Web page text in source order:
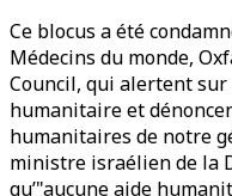
Ce blocus a été
Médecins du monde,
Council, qui alertent
humanitaire et
humanitaires de notre
ministre israélien de la
qu’"aucune aide